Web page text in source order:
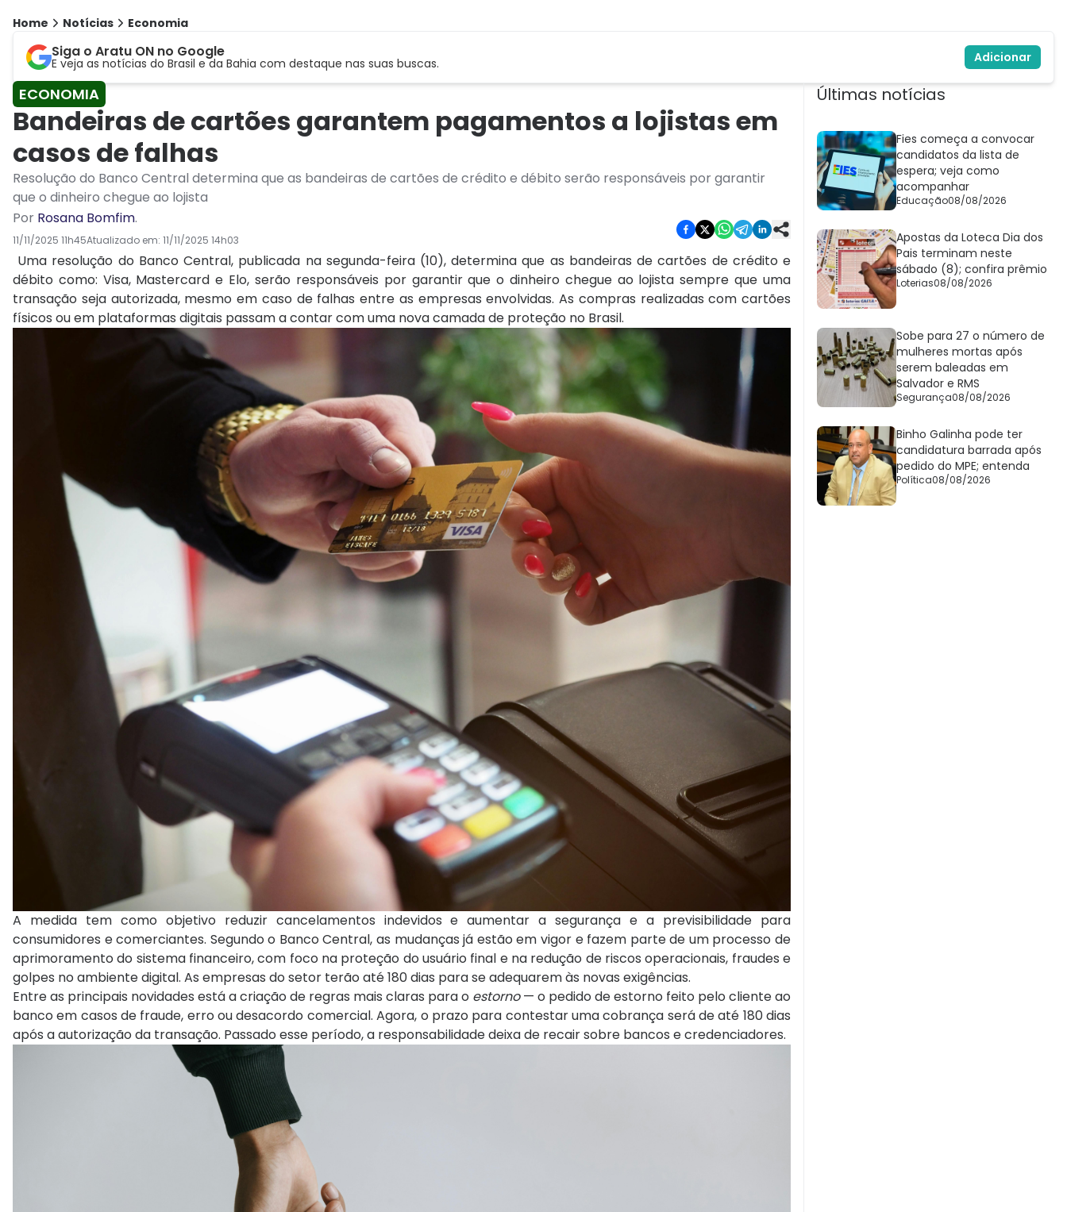
Home Notícias Economia
Siga o Aratu ON no Google
E veja as notícias do Brasil e da Bahia com destaque nas suas buscas. Adicionar
ECONOMIA
Bandeiras de cartões garantem pagamentos a lojistas em
casos de falhas
Resolução do Banco Central determina que as bandeiras de cartões de crédito e débito serão responsáveis por garantir
que o dinheiro chegue ao lojista
Por Rosana Bomfim.
11/11/2025 11h45Atualizado em: 11/11/2025 14h03
Uma resolução do Banco Central, publicada na segunda-feira (10), determina que as bandeiras de cartões de crédito e
débito como: Visa, Mastercard e Elo, serão responsáveis ​​por garantir que o dinheiro chegue ao lojista sempre que uma
transação seja autorizada, mesmo em caso de falhas entre as empresas envolvidas. As compras realizadas com cartões
físicos ou em plataformas digitais passam a contar com uma nova camada de proteção no Brasil.
A medida tem como objetivo reduzir cancelamentos indevidos e aumentar a segurança e a previsibilidade para
consumidores e comerciantes. Segundo o Banco Central, as mudanças já estão em vigor e fazem parte de um processo de
aprimoramento do sistema financeiro, com foco na proteção do usuário final e na redução de riscos operacionais, fraudes e
golpes no ambiente digital. As empresas do setor terão até 180 dias para se adequarem às novas exigências.
Entre as principais novidades está a criação de regras mais claras para o estorno— o pedido de estorno feito pelo cliente ao
banco em casos de fraude, erro ou desacordo comercial. Agora, o prazo para contestar uma cobrança será de até 180 dias
após a autorização da transação. Passado esse período, a responsabilidade deixa de recair sobre bancos e credenciadores.
Últimas notícias
Fies começa a convocar
candidatos da lista de
espera; veja como
acompanhar
Educação08/08/2026
Apostas da Loteca Dia dos
Pais terminam neste
sábado (8); confira prêmio
Loterias08/08/2026
Sobe para 27 o número de
mulheres mortas após
serem baleadas em
Salvador e RMS
Segurança08/08/2026
Binho Galinha pode ter
candidatura barrada após
pedido do MPE; entenda
Política08/08/2026